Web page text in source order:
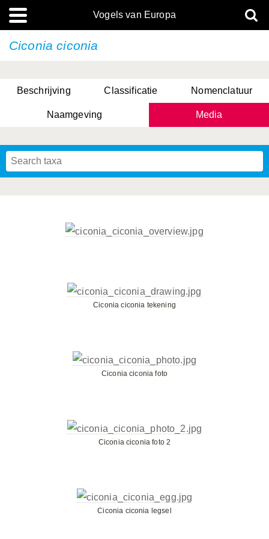
Vogels van Europa
Ciconia ciconia
Beschrijving Classificatie Nomenclatuur
Naamgeving Media
Ciconia ciconia tekening
Ciconia ciconia foto
Ciconia ciconia foto 2
Ciconia ciconia legsel